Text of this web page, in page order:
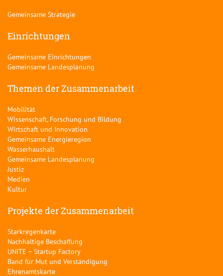
Gemeinsame Strategie
Einrichtungen
Gemeinsame Einrichtungen
Gemeinsame Landesplanung
Themen der Zusammenarbeit
Mobilität
Wissenschaft, Forschung und Bildung
Wirtschaft und Innovation
Gemeinsame Energieregion
Wasserhaushalt
Gemeinsame Landesplanung
Justiz
Medien
Kultur
Projekte der Zusammenarbeit
Starkregenkarte
Nachhaltige Beschaffung
UNITE – Startup Factory
Band für Mut und Verständigung
Ehrenamtskarte